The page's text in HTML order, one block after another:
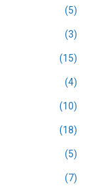
(5)
(3)
(15)
(4)
(10)
(18)
(5)
(7)